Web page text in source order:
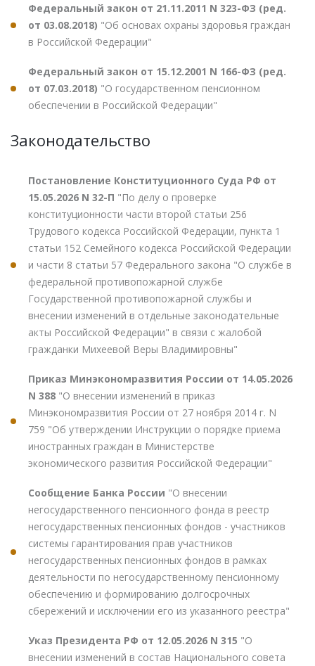
Федеральный закон от 21.11.2011 N 323-ФЗ (ред.
от 03.08.2018) "Об основах охраны здоровья граждан
в Российской Федерации"
Федеральный закон от 15.12.2001 N 166-ФЗ (ред.
от 07.03.2018) "О государственном пенсионном
обеспечении в Российской Федерации"
Законодательство
Постановление Конституционного Суда РФ от
15.05.2026 N 32-П "По делу о проверке
конституционности части второй статьи 256
Трудового кодекса Российской Федерации, пункта 1
статьи 152 Семейного кодекса Российской Федерации
и части 8 статьи 57 Федерального закона "О службе в
федеральной противопожарной службе
Государственной противопожарной службы и
внесении изменений в отдельные законодательные
акты Российской Федерации" в связи с жалобой
гражданки Михеевой Веры Владимировны"
Приказ Минэкономразвития России от 14.05.2026
N 388 "О внесении изменений в приказ
Минэкономразвития России от 27 ноября 2014 г. N
759 "Об утверждении Инструкции о порядке приема
иностранных граждан в Министерстве
экономического развития Российской Федерации"
Сообщение Банка России "О внесении
негосударственного пенсионного фонда в реестр
негосударственных пенсионных фондов - участников
системы гарантирования прав участников
негосударственных пенсионных фондов в рамках
деятельности по негосударственному пенсионному
обеспечению и формированию долгосрочных
сбережений и исключении его из указанного реестра"
Указ Президента РФ от 12.05.2026 N 315 "О
внесении изменений в состав Национального совета